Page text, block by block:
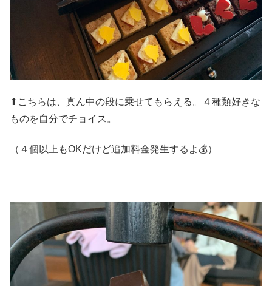
⬆こちらは、真ん中の段に乗せてもらえる。４種類好きな
ものを自分でチョイス。
（４個以上もOKだけど追加料金発生するよ💰）